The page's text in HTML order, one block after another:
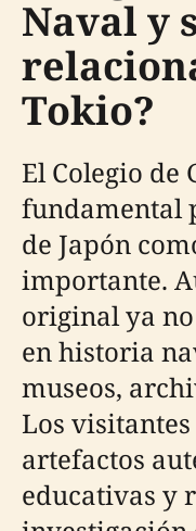
Naval y
Tokio?
El Colegio de
fundamental
de Japón
importante.
original ya
en historia
museos,
Los
artefactos
educativas y